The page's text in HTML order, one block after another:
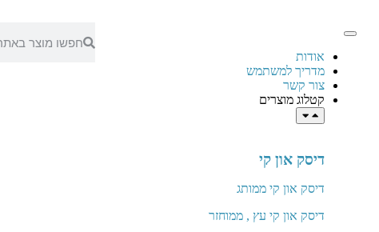
אודות
מדריך למשתמש
צור קשר
קטלוג מוצרים
דיסק און קי
דיסק און קי ממותג
דיסק און קי עץ , ממוחזר